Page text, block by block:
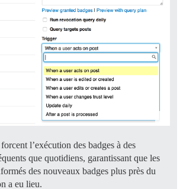
l’exécution des badges à des
que quotidiens, garantissant que les
des nouveaux badges plus près du
a eu lieu.